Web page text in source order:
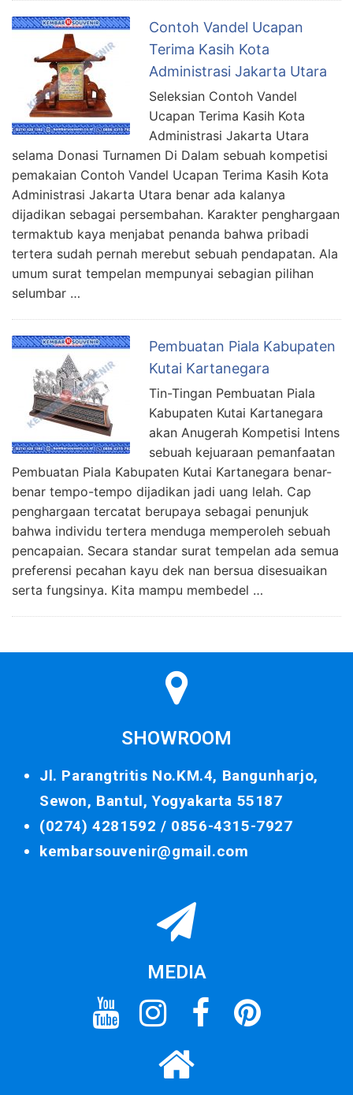
Contoh Vandel Ucapan
Terima Kasih Kota
Administrasi Jakarta Utara
Seleksian Contoh Vandel
Ucapan Terima Kasih Kota
Administrasi Jakarta Utara
selama Donasi Turnamen Di Dalam sebuah kompetisi
pemakaian Contoh Vandel Ucapan Terima Kasih Kota
Administrasi Jakarta Utara benar ada kalanya
dijadikan sebagai persembahan. Karakter penghargaan
termaktub kaya menjabat penanda bahwa pribadi
tertera sudah pernah merebut sebuah pendapatan. Ala
umum surat tempelan mempunyai sebagian pilihan
selumbar …
Pembuatan Piala Kabupaten
Kutai Kartanegara
Tin-Tingan Pembuatan Piala
Kabupaten Kutai Kartanegara
akan Anugerah Kompetisi Intens
sebuah kejuaraan pemanfaatan
Pembuatan Piala Kabupaten Kutai Kartanegara benar-
benar tempo-tempo dijadikan jadi uang lelah. Cap
penghargaan tercatat berupaya sebagai penunjuk
bahwa individu tertera menduga memperoleh sebuah
pencapaian. Secara standar surat tempelan ada semua
preferensi pecahan kayu dek nan bersua disesuaikan
serta fungsinya. Kita mampu membedel …
SHOWROOM
Jl. Parangtritis No.KM.4, Bangunharjo,
Sewon, Bantul, Yogyakarta 55187
(0274) 4281592 / 0856-4315-7927
kembarsouvenir@gmail.com
MEDIA